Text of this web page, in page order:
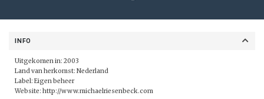
INFO
Uitgekomen in: 2003
Land van herkomst: Nederland
Label: Eigen beheer
Website: http://www.michaelriesenbeck.com